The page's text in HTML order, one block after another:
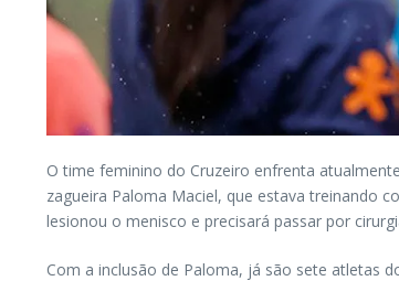
O time feminino do Cruzeiro enfrenta
zagueira Paloma Maciel, que estava treinando
lesionou o menisco e precisará passar por
Com a inclusão de Paloma, já são sete atletas